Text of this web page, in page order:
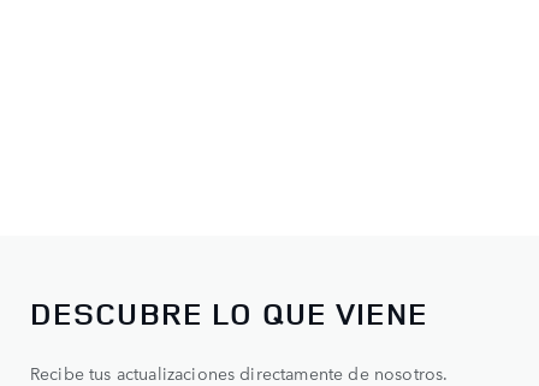
DESCUBRE LO QUE VIENE
Recibe tus actualizaciones directamente de nosotros.